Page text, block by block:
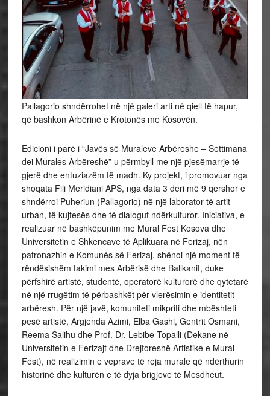
Pallagorio shndërrohet në një galeri arti në qiell të hapur,
që bashkon Arbërinë e Krotonës me Kosovën.
Edicioni i parë i “Javës së Muraleve Arbëreshe – Settimana
dei Murales Arbëreshë” u përmbyll me një pjesëmarrje të
gjerë dhe entuziazëm të madh. Ky projekt, i promovuar nga
shoqata Fili Meridiani APS, nga data 3 deri më 9 qershor e
shndërroi Puheriun (Pallagorio) në një laborator të artit
urban, të kujtesës dhe të dialogut ndërkulturor. Iniciativa, e
realizuar në bashkëpunim me Mural Fest Kosova dhe
Universitetin e Shkencave të Aplikuara në Ferizaj, nën
patronazhin e Komunës së Ferizaj, shënoi një moment të
rëndësishëm takimi mes Arbërisë dhe Ballkanit, duke
përfshirë artistë, studentë, operatorë kulturorë dhe qytetarë
në një rrugëtim të përbashkët për vlerësimin e identitetit
arbëresh. Për një javë, komuniteti mikpriti dhe mbështeti
pesë artistë, Argjenda Azimi, Elba Gashi, Gentrit Osmani,
Reema Salihu dhe Prof. Dr. Lebibe Topalli (Dekane në
Universitetin e Ferizajt dhe Drejtoreshë Artistike e Mural
Fest), në realizimin e veprave të reja murale që ndërthurin
historinë dhe kulturën e të dyja brigjeve të Mesdheut.